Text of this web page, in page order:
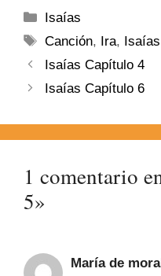
Isaías
Canción, Ira, Isaías
Isaías Capítulo 4
Isaías Capítulo 6
1 comentario
5»
María de